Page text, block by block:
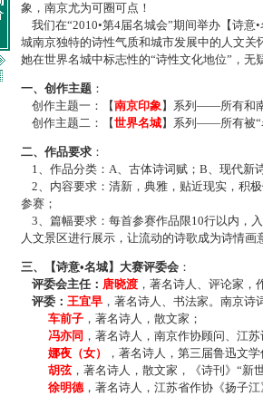
象，南京尤为可圈可点！
我们在“2010•第4届名城会”期间举办【诗
城南京独特的诗性气质和城市发展中的人文
她在世界名城中标志性的“诗性文化地位”，无
一、创作主题 ：
创作主题一：【南京印象】系列——所有和
创作主题二：【世界名城】系列——所有被“
二、作品要求 ：
1、作品分类：A、古体诗词赋；B、现代新
2、内容要求：清新，典雅，贴近现实，积
参赛；
3、篇幅要求：每首参赛作品限10行以内，
人文景区进行展示，让流动的诗歌成为诗情
三、【诗意•名城】大赛评委会 ：
评委会主任： 唐晓渡 ，著名诗人、评论家，
评委： 王宜早 ，著名诗人、书法家。南京诗
车前子 ，著名诗人，散文家；
冯亦同 ，著名诗人，南京作协顾问、江苏
娜夜（女）
，著名诗人，第三届鲁迅文
胡弦，著名诗人，散文家，《诗刊》“新
徐明德，著名诗人，江苏省作协《扬子江